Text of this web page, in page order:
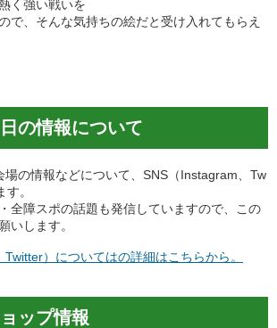
く強い戦いを
で、そんな気持ちの絵だと受け入れてもらえ
の情報について
場の情報などについて、SNS（Instagram、Tw
。
全障スポの話題も発信していますので、この
いします。
）についてはの詳細はこちらから。
ップ情報